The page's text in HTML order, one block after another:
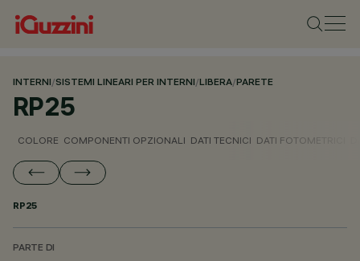
INTERNI/SISTEMI LINEARI PER INTERNI/LIBERA/PARETE
RP25
COLORE COMPONENTI OPZIONALI DATI TECNICI DATI FOTOMETRICI
RP25
PARTE DI